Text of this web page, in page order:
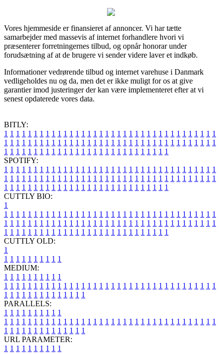
Vores hjemmeside er finansieret af annoncer. Vi har tætte
samarbejder med massevis af internet forhandlere hvori vi
præsenterer forretningernes tilbud, og opnår honorar under
forudsætning af at de brugere vi sender videre laver et indkøb.
Informationer vedrørende tilbud og internet varehuse i Danmark
vedligeholdes nu og da, men det er ikke muligt for os at give
garantier imod justeringer der kan være implementeret efter at vi
senest opdaterede vores data.
BITLY:
1 1 1 1 1 1 1 1 1 1 1 1 1 1 1 1 1 1 1 1 1 1 1 1 1 1 1 1 1 1 1 1 1 1 1 1
1 1 1 1 1 1 1 1 1 1 1 1 1 1 1 1 1 1 1 1 1 1 1 1 1 1 1 1 1 1 1 1 1 1 1 1
1 1 1 1 1 1 1 1 1 1 1 1 1 1 1 1 1 1 1 1 1 1 1 1 1 1 1 1
SPOTIFY:
1 1 1 1 1 1 1 1 1 1 1 1 1 1 1 1 1 1 1 1 1 1 1 1 1 1 1 1 1 1 1 1 1 1 1 1
1 1 1 1 1 1 1 1 1 1 1 1 1 1 1 1 1 1 1 1 1 1 1 1 1 1 1 1 1 1 1 1 1 1 1 1
1 1 1 1 1 1 1 1 1 1 1 1 1 1 1 1 1 1 1 1 1 1 1 1 1 1 1 1
CUTTLY BIO:
1
1 1 1 1 1 1 1 1 1 1 1 1 1 1 1 1 1 1 1 1 1 1 1 1 1 1 1 1 1 1 1 1 1 1 1 1
1 1 1 1 1 1 1 1 1 1 1 1 1 1 1 1 1 1 1 1 1 1 1 1 1 1 1 1 1 1 1 1 1 1 1 1
1 1 1 1 1 1 1 1 1 1 1 1 1 1 1 1 1 1 1 1 1 1 1 1 1 1 1 1
CUTTLY OLD:
1
1 1 1 1 1 1 1 1 1 1
MEDIUM:
1 1 1 1 1 1 1 1 1 1
1 1 1 1 1 1 1 1 1 1 1 1 1 1 1 1 1 1 1 1 1 1 1 1 1 1 1 1 1 1 1 1 1 1 1 1
1 1 1 1 1 1 1 1 1 1 1 1 1 1
PARALLELS:
1 1 1 1 1 1 1 1 1 1
1 1 1 1 1 1 1 1 1 1 1 1 1 1 1 1 1 1 1 1 1 1 1 1 1 1 1 1 1 1 1 1 1 1 1 1
1 1 1 1 1 1 1 1 1 1 1 1 1 1
URL PARAMETER:
1 1 1 1 1 1 1 1 1 1